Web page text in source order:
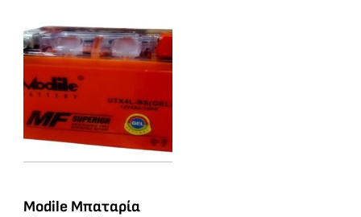
Modile Μπαταρία